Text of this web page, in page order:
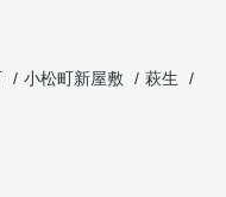
小松町新屋敷
萩生